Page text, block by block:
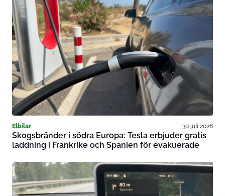
Elbilar 30 juli 2026
Skogsbränder i södra Europa: Tesla erbjuder gratis
laddning i Frankrike och Spanien för evakuerade